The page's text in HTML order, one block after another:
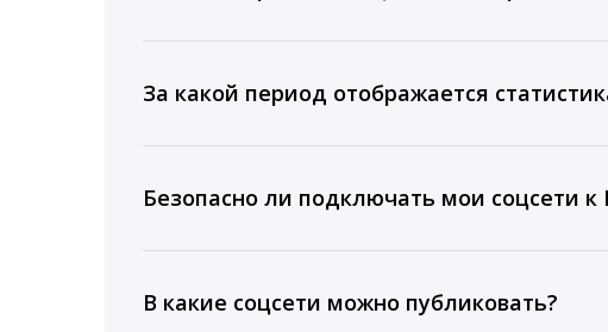
время для публикации, показываем лучшие
За какой период отображается
подключении тарифа Блогер. При оплате
5 лет.
Безопасно ли подключать мои соцсети к
информацию третьим лицам.
В какие соцсети можно публиковать?